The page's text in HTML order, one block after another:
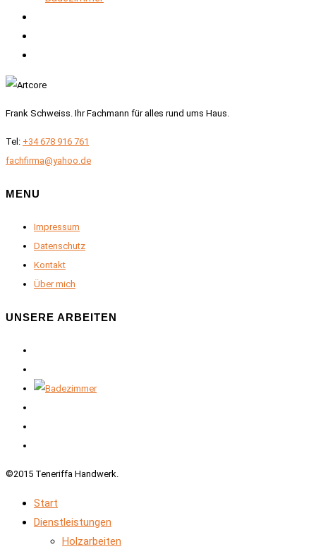
Frank Schweiss. Ihr Fachmann für alles rund ums Haus.
Tel: +34 678 916 761
fachfirma@yahoo.de
MENU
Impressum
Datenschutz
Kontakt
Über mich
UNSERE ARBEITEN
©2015 Teneriffa Handwerk.
Start
Dienstleistungen
Holzarbeiten